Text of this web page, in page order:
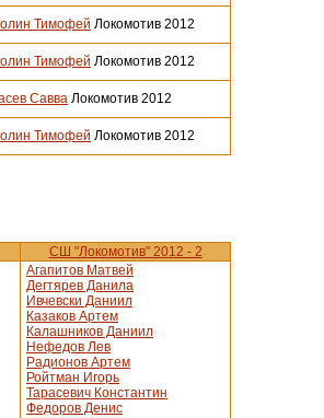
Тимофей Локомотив 2012
Тимофей Локомотив 2012
Савва Локомотив 2012
Тимофей Локомотив 2012
СШ "Локомотив" 2012 - 2
Агапитов Матвей
Дегтярев Данила
Ивчевски Даниил
Казаков Артем
Калашников Даниил
Нефедов Лев
Радионов Артем
Ройтман Игорь
Тарасевич Константин
Федоров Денис